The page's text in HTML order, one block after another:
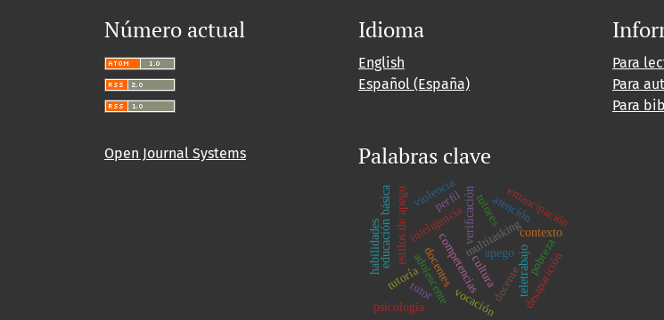
Número actual Idioma
English
Español (España)
Para
Para
Para
Open Journal Systems Palabras clave
multitasking
atención
emancipación
veriﬁcación
inteligencia
competencias
tutores
docentes teletrabajo
apego
cultura
estilos de apego
educación básica
docente
vocación
adolescente
tutor
tutoría
habilidades
desaparición
contexto
perﬁl
psicología
violencia
pobreza